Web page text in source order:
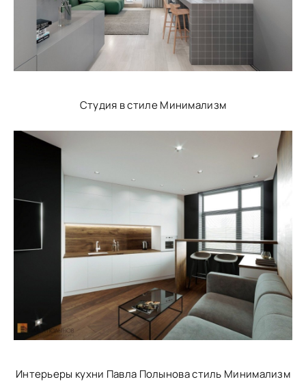
Студия в стиле Минимализм
Интерьеры кухни Павла Полынова стиль Минимализм